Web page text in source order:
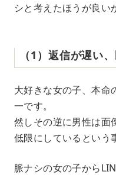
シと考えたほうが良い
（1）返信が遅い
大好きな女の子、本命
一です。
然しその逆に男性は面
低限にしているという
脈ナシの女の子から